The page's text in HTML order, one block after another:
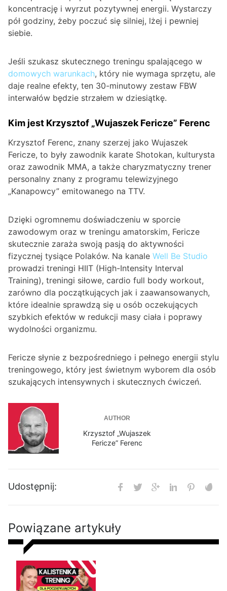
koncentrację i wyrzut pozytywnej energii. Wystarczy
pół godziny, żeby poczuć się silniej, lżej i pewniej
siebie.
Jeśli szukasz skutecznego treningu spalającego w
domowych warunkach, który nie wymaga sprzętu, ale
daje realne efekty, ten 30-minutowy zestaw FBW
interwałów będzie strzałem w dziesiątkę.
Kim jest Krzysztof „Wujaszek Fericze” Ferenc
Krzysztof Ferenc, znany szerzej jako Wujaszek
Fericze, to były zawodnik karate Shotokan, kulturysta
oraz zawodnik MMA, a także charyzmatyczny trener
personalny znany z programu telewizyjnego
„Kanapowcy” emitowanego na TTV.
Dzięki ogromnemu doświadczeniu w sporcie
zawodowym oraz w treningu amatorskim, Fericze
skutecznie zaraża swoją pasją do aktywności
fizycznej tysiące Polaków. Na kanale Well Be Studio
prowadzi treningi HIIT (High-Intensity Interval
Training), treningi siłowe, cardio full body workout,
zarówno dla początkujących jak i zaawansowanych,
które idealnie sprawdzą się u osób oczekujących
szybkich efektów w redukcji masy ciała i poprawy
wydolności organizmu.
Fericze słynie z bezpośredniego i pełnego energii stylu
treningowego, który jest świetnym wyborem dla osób
szukających intensywnych i skutecznych ćwiczeń.
Krzysztof „Wujaszek
Fericze” Ferenc
AUTHOR
Udostępnij:
Powiązane artykuły